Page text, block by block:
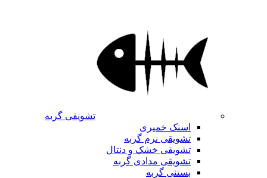
تشویقی گربه
اسنک خمیری
تشویقی نرم گربه
تشویقی خشک و دنتال
تشویقی مدادی گربه
بستنی گربه